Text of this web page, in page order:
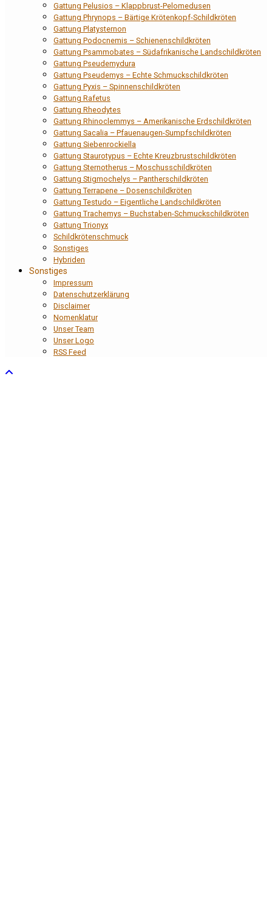
Gattung Pelusios – Klappbrust-Pelomedusen
Gattung Phrynops – Bärtige Krötenkopf-Schildkröten
Gattung Platysternon
Gattung Podocnemis – Schienenschildkröten
Gattung Psammobates – Südafrikanische Landschildkröten
Gattung Pseudemydura
Gattung Pseudemys – Echte Schmuckschildkröten
Gattung Pyxis – Spinnenschildkröten
Gattung Rafetus
Gattung Rheodytes
Gattung Rhinoclemmys – Amerikanische Erdschildkröten
Gattung Sacalia – Pfauenaugen-Sumpfschildkröten
Gattung Siebenrockiella
Gattung Staurotypus – Echte Kreuzbrustschildkröten
Gattung Sternotherus – Moschusschildkröten
Gattung Stigmochelys – Pantherschildkröten
Gattung Terrapene – Dosenschildkröten
Gattung Testudo – Eigentliche Landschildkröten
Gattung Trachemys – Buchstaben-Schmuckschildkröten
Gattung Trionyx
Schildkrötenschmuck
Sonstiges
Hybriden
Sonstiges
Impressum
Datenschutzerklärung
Disclaimer
Nomenklatur
Unser Team
Unser Logo
RSS Feed